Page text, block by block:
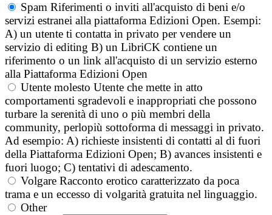
Spam Riferimenti o inviti all'acquisto di beni e/o
servizi estranei alla piattaforma Edizioni Open. Esempi:
A) un utente ti contatta in privato per vendere un
servizio di editing B) un LibriCK contiene un
riferimento o un link all'acquisto di un servizio esterno
alla Piattaforma Edizioni Open
Utente molesto Utente che mette in atto
comportamenti sgradevoli e inappropriati che possono
turbare la serenità di uno o più membri della
community, perlopiù sottoforma di messaggi in privato.
Ad esempio: A) richieste insistenti di contatti al di fuori
della Piattaforma Edizioni Open; B) avances insistenti e
fuori luogo; C) tentativi di adescamento.
Volgare Racconto erotico caratterizzato da poca
trama e un eccesso di volgarità gratuita nel linguaggio.
Other